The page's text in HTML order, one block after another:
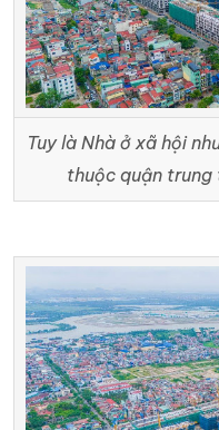
Tuy là Nhà ở xã hội
thuộc quận trung